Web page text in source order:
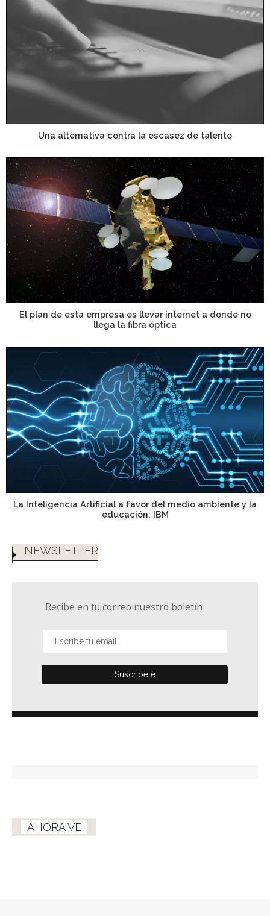
Una alternativa contra la escasez de talento
El plan de esta empresa es llevar internet a donde no
llega la fibra óptica
La Inteligencia Artificial a favor del medio ambiente y la
educación: IBM
NEWSLETTER
Recibe en tu correo nuestro boletín
AHORA VE